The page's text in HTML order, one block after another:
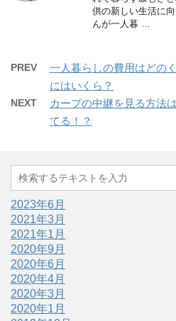
供の新しい生活に
んが一人暮 …
PREV
一人暮らしの費用はどの
にはいくら？
NEXT
カープの中継を見る方法
てる！？
2023年6月
2021年3月
2021年1月
2020年9月
2020年6月
2020年4月
2020年3月
2020年1月